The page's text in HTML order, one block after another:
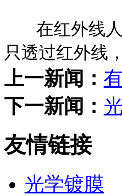
在红外线
只透过红外线
上一新闻：
下一新闻：
友情链接
光学镀膜